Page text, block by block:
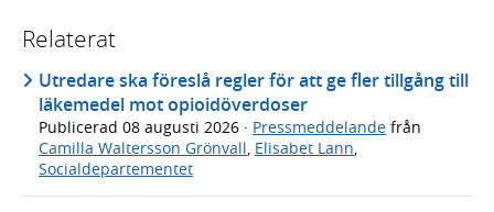
Relaterat
Utredare ska föreslå regler för att ge fler tillgång till
läkemedel mot opioidöverdoser
Publicerad 08 augusti 2026 · Pressmeddelande från
Camilla Waltersson Grönvall, Elisabet Lann,
Socialdepartementet